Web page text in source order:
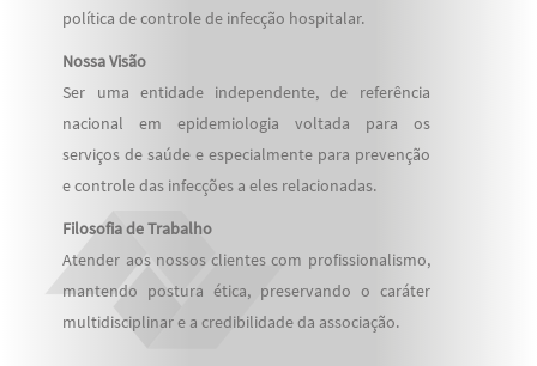
política de controle de infecção hospitalar.
Nossa Visão
Ser uma entidade independente, de referência
nacional em epidemiologia voltada para os
serviços de saúde e especialmente para prevenção
e controle das infecções a eles relacionadas.
Filosofia de Trabalho
Atender aos nossos clientes com profissionalismo,
mantendo postura ética, preservando o caráter
multidisciplinar e a credibilidade da associação.